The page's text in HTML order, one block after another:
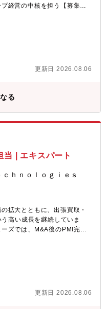
す。個人の事情に合わせた
ンバーとの積極的なコミュ
希望により週3日までの在宅
）。【出張の頻度】出張は担
どは長期の出張になること
】◆法務部：17名男女比：男
）中途入社割合：70％（総
代（法務部長）年齢構成
40代 4名、50代 2名年齢構成
代 1名、60代 1名【キャリ
でローテーションを行って
ご経験いただくほか、適性
験いただくことで、広い視
ナルになっていただくこと
法務をベースとしたプロジ
して勤務するキャリアパス
経営の中核を担う【募集背
を通じたグループ拡大を成
。これまでに複数のグルー
辺領域でのM&Aを継続して
スタートであり、買収後に
。一方で、M&A件数の増加
のは、経営陣直下でPMIをリ
合・ガバナンス整備・事業
担当です。PMIをやり遂げた
の役員として、グループ経
しています。【ご入社後に
プ会社の経営状況・事業課
ン策定6ヶ月後：PMI推進ロ
構築・KPIモニタリング・シ
：担当グループ会社の業績改
し、グループ会社役員とし
容】・買収先グループ会社
中期計画の立案・経営管理体
、KPI設計・モニタリング、
部統制の整備：規程類整
プライアンス体制強化・事
社経営陣への伴走、課題解
案件におけるデューデリジ
組織／配属先の特徴】・経
全体の最適化を推進・コン
更新日 2026.08.06
る
当 | エキスパート
ｈｎｏｌｏｇｉｅｓ
拡大とともに、出張買取・
高い成長を継続していま
ズでは、M&A後のPMI完
バーの創造が急務です。そ
しいビジネス展開を構想
けるべく、事業開発部門に
だける方を募集します。
モデル／事業戦略とKPIツリ
更新日 2026.08.06